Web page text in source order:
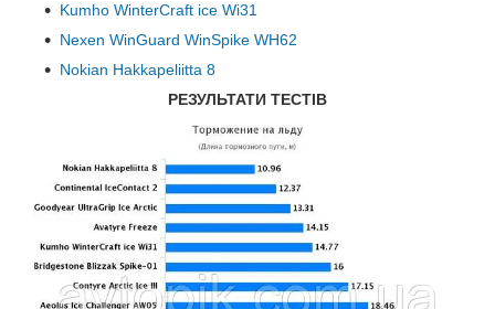
Kumho WinterCraft ice Wi31
Nexen WinGuard WinSpike WH62
Nokian Hakkapeliitta 8
РЕЗУЛЬТАТИ ТЕСТІВ